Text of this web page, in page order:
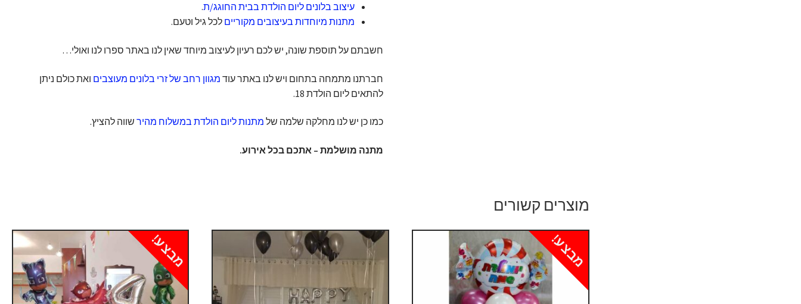
עיצוב בלונים ליום הולדת בבית החוגג/ת.
מתנות מיוחדות בעיצובים מקוריים לכל גיל וטעם.
חשבתם על תוספת שונה, יש לכם רעיון לעיצוב מיוחד שאין לנו באתר ספרו לנו ואולי…
חברתנו מתמחה בתחום ויש לנו באתר עוד מגוון רחב של זרי בלונים מעוצבים ואת כולם ניתן
להתאים ליום הולדת 18.
כמו כן יש לנו מחלקה שלמה של מתנות ליום הולדת במשלוח מהירשווה להציץ.
מתנה מושלמת – אתכם בכל אירוע.
מוצרים קשורים
מבצע! מבצע!